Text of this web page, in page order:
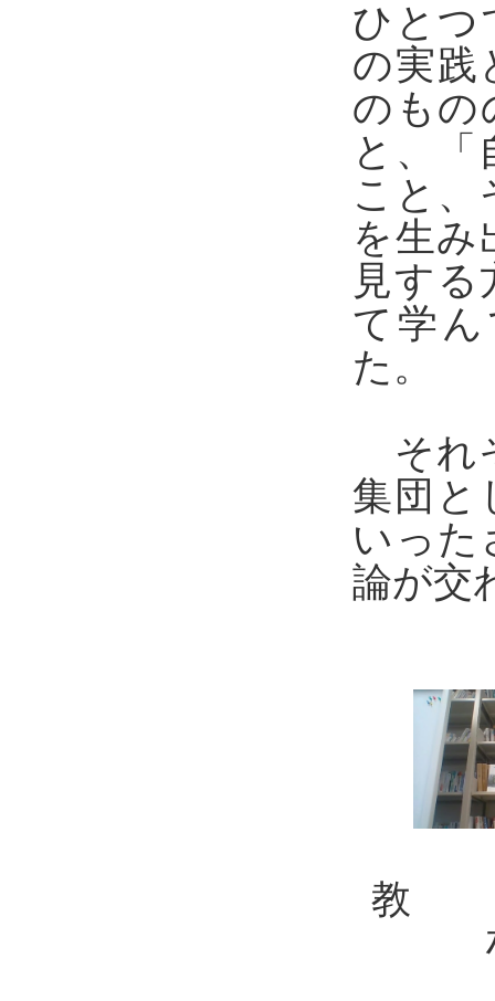
ひとつ
の実践
のもの
と、
こと、
を生み
見す
て学
た。
それ
集団と
いった
論が交